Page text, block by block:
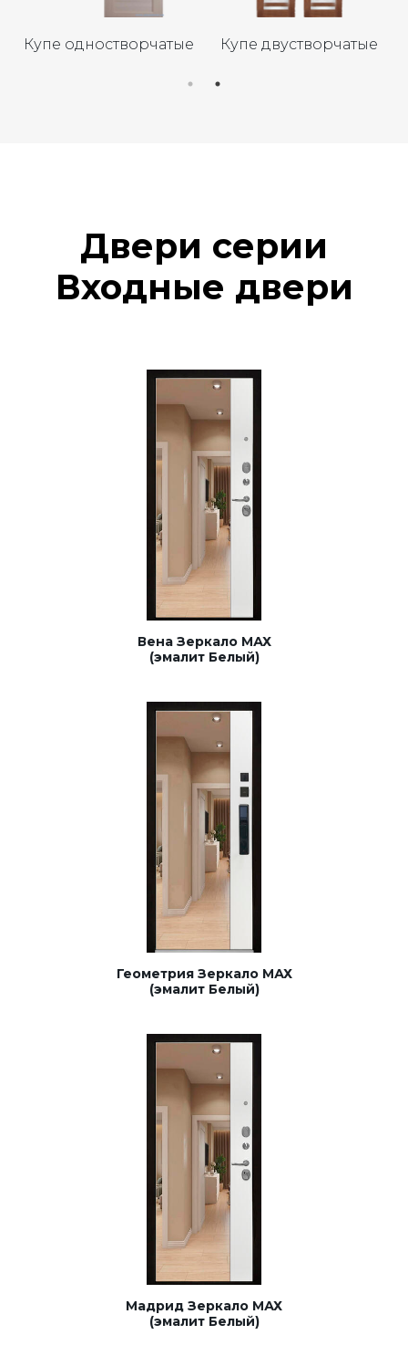
Купе одностворчатые Купе двустворчатые
Двери серии
Входные двери
Вена Зеркало МАХ
(эмалит Белый)
Геометрия Зеркало МАХ
(эмалит Белый)
Мадрид Зеркало МАХ
(эмалит Белый)